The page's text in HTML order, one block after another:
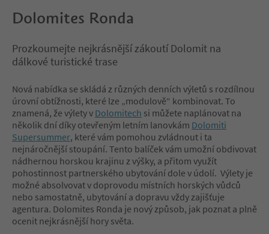
Dolomites Ronda
Prozkoumejte nejkrásnější zákoutí Dolomit na
dálkové turistické trase
Nová nabídka se skládá z různých denních výletů s rozdílnou
úrovní obtížnosti, které lze „modulově“ kombinovat. To
znamená, že výlety v Dolomitech si můžete naplánovat na
několik dní díky otevřeným letním lanovkám Dolomiti
Supersummer, které vám pomohou zvládnout i ta
nejnáročnější stoupání. Tento balíček vám umožní obdivovat
nádhernou horskou krajinu z výšky, a přitom využít
pohostinnost partnerského ubytování dole v údolí. Výlety je
možné absolvovat v doprovodu místních horských vůdců
nebo samostatně, ubytování a dopravu vždy zajišťuje
agentura. Dolomites Ronda je nový způsob, jak poznat a plně
ocenit nejkrásnější hory světa.